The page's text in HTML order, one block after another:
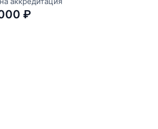
Интерьер очень светлый и
₽